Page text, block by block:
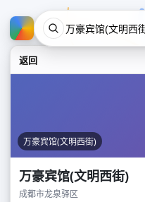
返回
万豪宾馆(文明西街)
万豪宾馆(文明西街)
成都市龙泉驿区